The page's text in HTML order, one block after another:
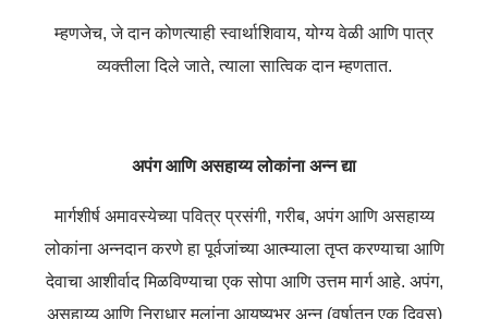
म्हणजेच, जे दान कोणत्याही स्वार्थाशिवाय, योग्य वेळी आणि पात्र
व्यक्तीला दिले जाते, त्याला सात्विक दान म्हणतात.
अपंग आणि असहाय्य लोकांना अन्न द्या
मार्गशीर्ष अमावस्येच्या पवित्र प्रसंगी, गरीब, अपंग आणि असहाय्य
लोकांना अन्नदान करणे हा पूर्वजांच्या आत्म्याला तृप्त करण्याचा आणि
देवाचा आशीर्वाद मिळविण्याचा एक सोपा आणि उत्तम मार्ग आहे. अपंग,
असहाय्य आणि निराधार मुलांना आयुष्यभर अन्न (वर्षातून एक दिवस)